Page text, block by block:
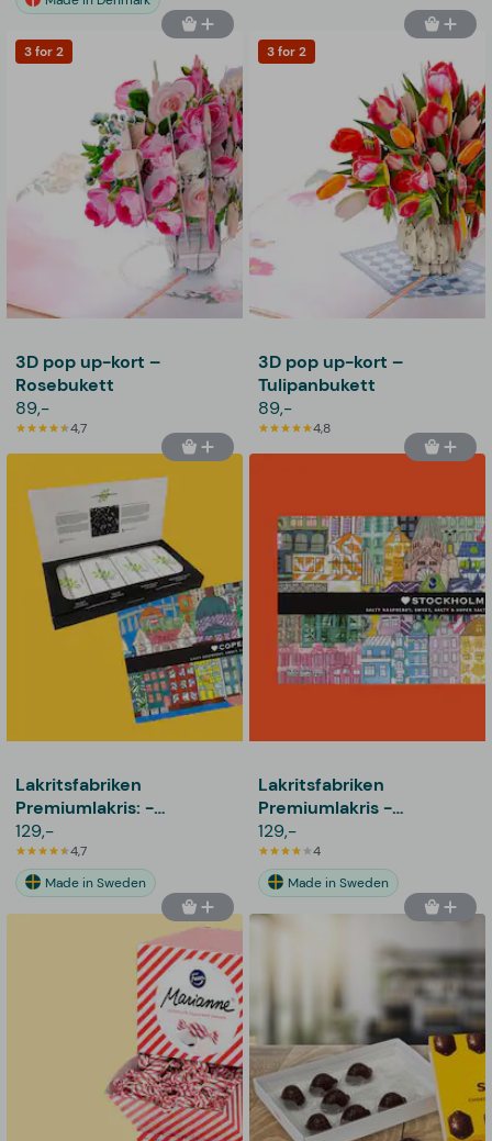
3 for 2
3D pop up-kort –
Rosebukett
89,-
4,7
3 for 2
3D pop up-kort –
Tulipanbukett
89,-
4,8
Lakritsfabriken
Premiumlakris: -
Copenhagen
129,-
4,7
Made in Sweden
Lakritsfabriken
Premiumlakris -
Stockholm
129,-
4
Made in Sweden